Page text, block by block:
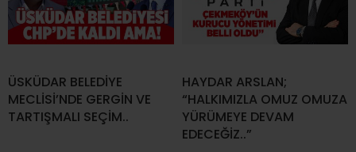
ÜSKÜDAR BELEDİYE
MECLİSİ’NDE GERGİN VE
TARTIŞMALI SEÇİM..
HAYDAR ARSLAN;
“HALKIMIZLA OMUZ OMUZA
YÜRÜMEYE DEVAM
EDECEĞİZ..”